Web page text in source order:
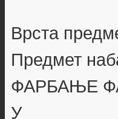
Врста
Предмет
ФАРБАЊЕ
У